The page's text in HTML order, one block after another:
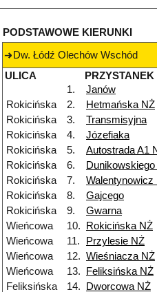
PODSTAWOWE KIERUNKI
Dw. Łódź Olechów Wschód
ULICA
PRZYSTANEK
1.
Janów
Rokicińska
2. Hetmańska NŻ
Rokicińska
3. Transmisyjna
Rokicińska
4. Józefiaka
Rokicińska
5. Autostrada A1
Rokicińska
6.
Rokicińska
7. Walentynowicz
Rokicińska
8. Gajcego
Rokicińska
9. Gwarna
Wieńcowa
10.
Rokicińska NŻ
Wieńcowa
11.
Przylesie NŻ
Wieńcowa
12. Wieśniacza NŻ
Wieńcowa
13.
Feliksińska NŻ
Feliksińska
14. Dworcowa NŻ